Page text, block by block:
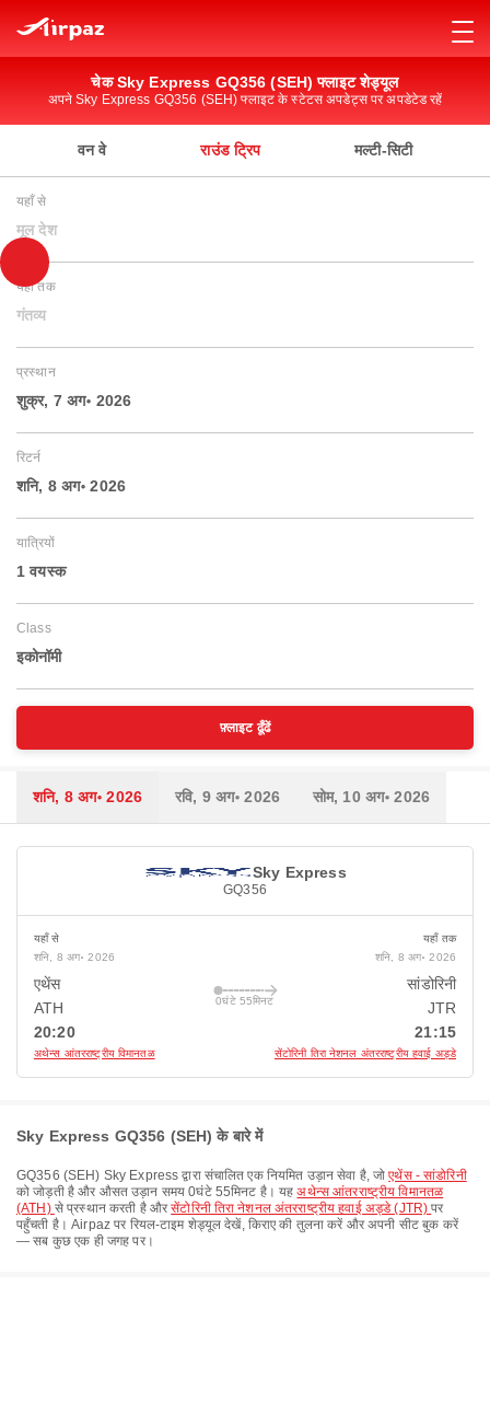
चेक Sky Express GQ356 (SEH) फ्लाइट शेड्यूल
अपने Sky Express GQ356 (SEH) फ्लाइट के स्टेटस अपडेट्स पर अपडेटेड रहें
वन वे राउंड ट्रिप मल्टी-सिटी
यहाँ से
मूल देश
यहाँ तक
गंतव्य
प्रस्थान
शुक्र, 7 अग॰ 2026
रिटर्न
शनि, 8 अग॰ 2026
यात्रियों
1 वयस्‍क
Class
इकोनॉमी
फ़्लाइट ढूँढें
शनि, 8 अग॰ 2026 रवि, 9 अग॰ 2026 सोम, 10 अग॰ 2026
Sky Express
GQ356
यहाँ से
शनि, 8 अग॰ 2026
एथेंस
ATH
20:20
अथेन्स आंतरराष्ट्रीय विमानतळ
0घंटे 55मिनट
यहाँ तक
शनि, 8 अग॰ 2026
सांडोरिनी
JTR
21:15
सेंटोरिनी तिरा नेशनल अंतरराष्ट्रीय हवाई अड्डे
Sky Express GQ356 (SEH) के बारे में
GQ356 (SEH) Sky Express द्वारा संचालित एक नियमित उड़ान सेवा है, जोएथेंस - सांडोरिनी
को जोड़ती है और औसत उड़ान समय0घंटे 55मिनट है। यहअथेन्स आंतरराष्ट्रीय विमानतळ
(ATH) से प्रस्थान करती है औरसेंटोरिनी तिरा नेशनल अंतरराष्ट्रीय हवाई अड्डे (JTR)पर
पहुँचती है। Airpaz पर रियल-टाइम शेड्यूल देखें, किराए की तुलना करें और अपनी सीट बुक करें
— सब कुछ एक ही जगह पर।